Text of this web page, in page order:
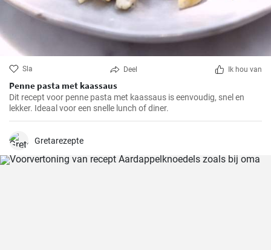
Sla Deel Ik hou van
Penne pasta met kaassaus
Dit recept voor penne pasta met kaassaus is eenvoudig, snel en
lekker. Ideaal voor een snelle lunch of diner.
Gretarezepte